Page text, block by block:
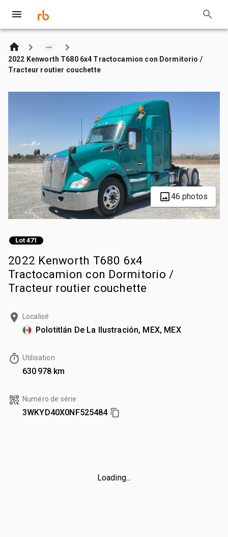
2022 Kenworth T680 6x4 Tractocamion con Dormitorio /
Tracteur routier couchette
46 photos
Lot 471
2022 Kenworth T680 6x4
Tractocamion con Dormitorio /
Tracteur routier couchette
Localisé
Polotitlán De La Ilustración, MEX, MEX
Utilisation
630 978 km
Numéro de série
3WKYD40X0NF525484
Loading...